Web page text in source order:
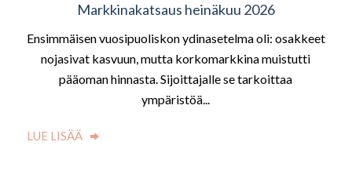
Markkinakatsaus heinäkuu 2026
Ensimmäisen vuosipuoliskon ydinasetelma oli: osakkeet
nojasivat kasvuun, mutta korkomarkkina muistutti
pääoman hinnasta. Sijoittajalle se tarkoittaa
ympäristöä...
LUE LISÄÄ